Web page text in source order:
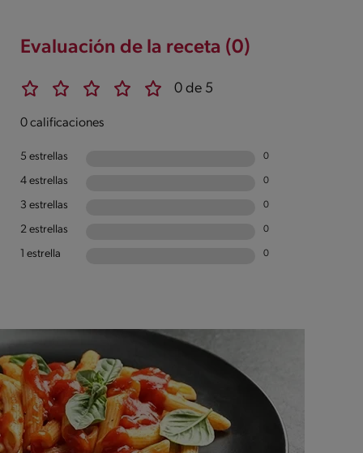
Evaluación de la receta (0)
0 de 5
0 calificaciones
5 estrellas 0
4 estrellas 0
3 estrellas 0
2 estrellas 0
1 estrella 0